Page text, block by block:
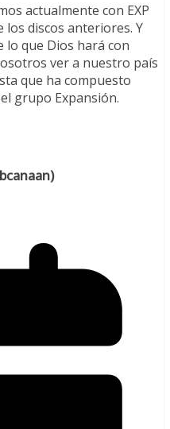
actualmente con EXP
los discos anteriores. Y
lo que Dios hará con
ver a nuestro país
que ha compuesto
grupo Expansión.